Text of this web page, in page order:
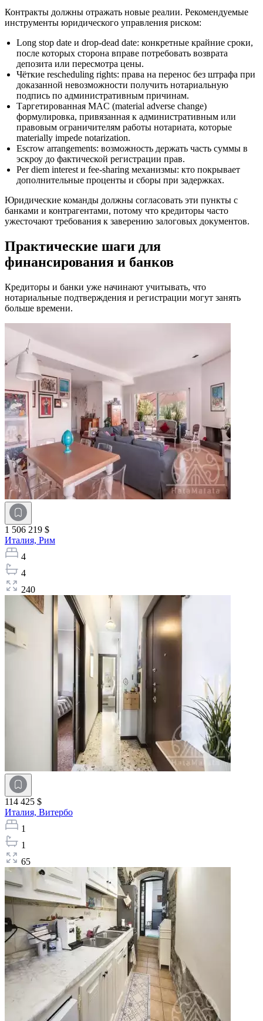
Контракты должны отражать новые реалии. Рекомендуемые
инструменты юридического управления риском:
Long stop date и drop-dead date: конкретные крайние сроки,
после которых сторона вправе потребовать возврата
депозита или пересмотра цены.
Чёткие rescheduling rights: права на перенос без штрафа при
доказанной невозможности получить нотариальную
подпись по административным причинам.
Таргетированная MAC (material adverse change)
формулировка, привязанная к административным или
правовым ограничителям работы нотариата, которые
materially impede notarization.
Escrow arrangements: возможность держать часть суммы в
эскроу до фактической регистрации прав.
Per diem interest и fee-sharing механизмы: кто покрывает
дополнительные проценты и сборы при задержках.
Юридические команды должны согласовать эти пункты с
банками и контрагентами, потому что кредиторы часто
ужесточают требования к заверению залоговых документов.
Практические шаги для
финансирования и банков
Кредиторы и банки уже начинают учитывать, что
нотариальные подтверждения и регистрации могут занять
больше времени.
1 506 219 $
Италия, Рим
4
4
240
114 425 $
Италия, Витербо
1
1
65